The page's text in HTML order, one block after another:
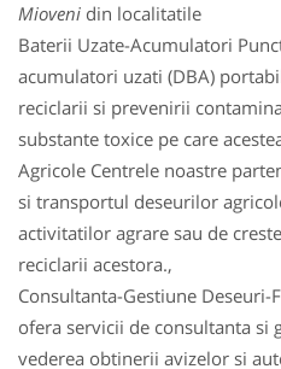
Mioveni din localitatile
Baterii Uzate-Acumulatori
acumulatori uzati (DBA)
reciclarii si prevenirii
substante toxice pe care
Agricole Centrele noastre
si transportul deseurilor
activitatilor agrare sau de
reciclarii acestora.,
Consultanta-Gestiune
ofera servicii de consultanta si
vederea obtinerii avizelor si